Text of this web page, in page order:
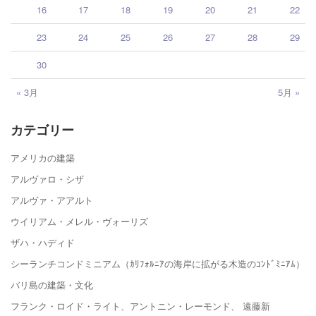
« 3月 5月 »
16 17 18 19 20 21 22
23 24 25 26 27 28 29
30
カテゴリー
アメリカの建築
アルヴァロ・シザ
アルヴァ・アアルト
ウイリアム・メレル・ヴォーリズ
ザハ・ハディド
シーランチコンドミニアム（ｶﾘﾌｫﾙﾆｱの海岸に拡がる木造のｺﾝﾄﾞﾐﾆｱﾑ）
バリ島の建築・文化
フランク・ロイド・ライト、アントニン・レーモンド、 遠藤新